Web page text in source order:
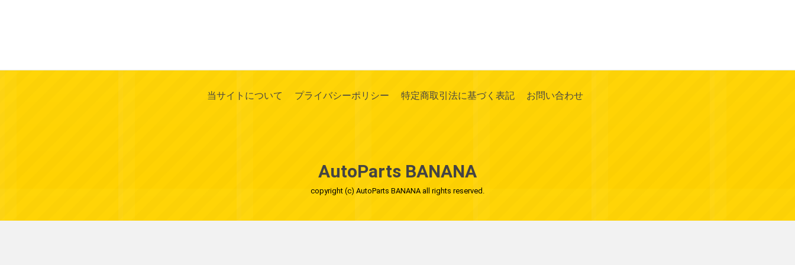
当サイトについて プライバシーポリシー 特定商取引法に基づく表記 お問い合わせ
AutoParts BANANA
copyright (c) AutoParts BANANA all rights reserved.